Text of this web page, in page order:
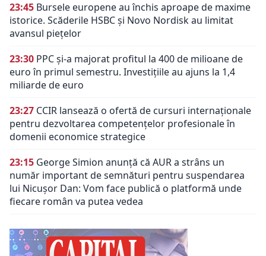
23:45 Bursele europene au închis aproape de maxime
istorice. Scăderile HSBC și Novo Nordisk au limitat
avansul piețelor
23:30 PPC și-a majorat profitul la 400 de milioane de
euro în primul semestru. Investițiile au ajuns la 1,4
miliarde de euro
23:27 CCIR lansează o ofertă de cursuri internaționale
pentru dezvoltarea competențelor profesionale în
domenii economice strategice
23:15 George Simion anunță că AUR a strâns un
număr important de semnături pentru suspendarea
lui Nicușor Dan: Vom face publică o platformă unde
fiecare român va putea vedea